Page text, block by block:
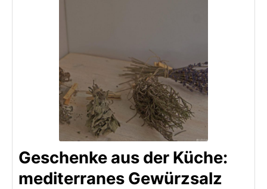
Geschenke aus der Küche:
mediterranes Gewürzsalz